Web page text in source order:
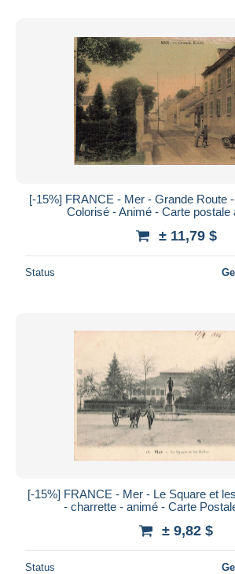
[-15%] FRANCE - Mer - Grande Route
Colorisé - Animé - Carte postale
± 11,79 $
Status
[-15%] FRANCE - Mer - Le Square et
- charrette - animé - Carte
± 9,82 $
Status